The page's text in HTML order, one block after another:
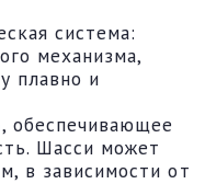
система:
механизма,
плавно и
обеспечивающее
Шасси может
в зависимости от